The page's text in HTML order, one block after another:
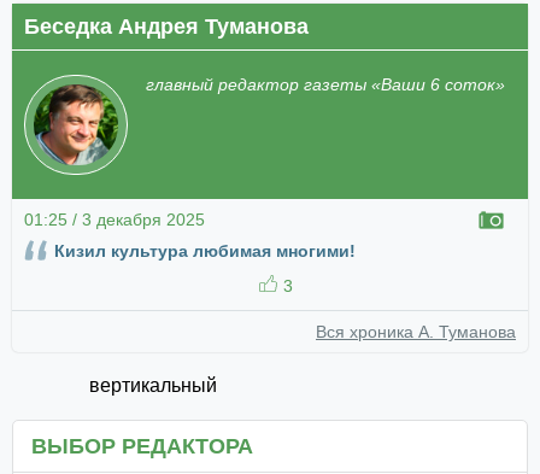
Беседка Андрея Туманова
главный редактор газеты «Ваши 6 соток»
01:25 / 3 декабря 2025
Кизил культура любимая многими!
3
Вся хроника А. Туманова
вертикальный
ВЫБОР РЕДАКТОРА